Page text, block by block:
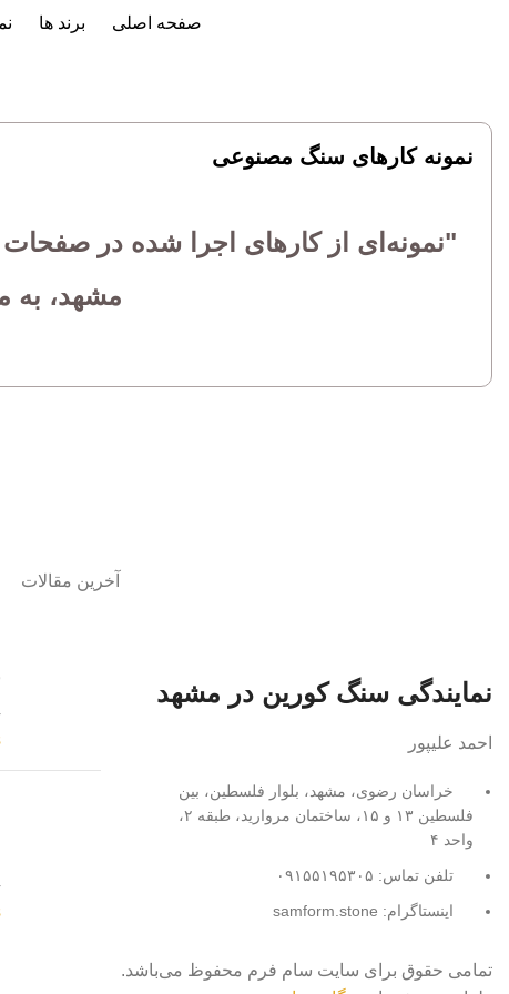
صفحه اصلی برند ها
نمونه کارهای سنگ مصنوعی
"نمونه‌ای از کارهای اجرا شده در
مشهد، به
نمایندگی سنگ کورین در مشهد
احمد علیپور
خراسان رضوی، مشهد، بلوار فلسطین، بین
فلسطین ۱۳ و ۱۵، ساختمان مروارید، طبقه ۲،
واحد ۴
تلفن تماس: ۰۹۱۵۵۱۹۵۳۰۵
اینستاگرام: samform.stone
آخرین مقالات
تمامی حقوق برای سایت سام فرم محفوظ می‌باشد.